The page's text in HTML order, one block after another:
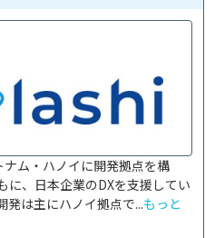
ム・ハノイに開発拠点を構
に、日本企業のDXを支援してい
発は主にハノイ拠点で...もっと